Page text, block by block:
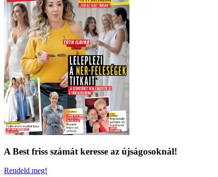
A Best friss számát keresse az újságosoknál!
Rendeld meg!